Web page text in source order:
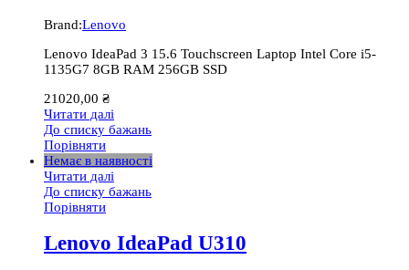
Brand:Lenovo
Lenovo IdeaPad 3 15.6 Touchscreen Laptop Intel Core i5-
1135G7 8GB RAM 256GB SSD
21020,00 ₴
Читати далі
До списку бажань
Порівняти
Немає в наявності
Читати далі
До списку бажань
Порівняти
Lenovo IdeaPad U310